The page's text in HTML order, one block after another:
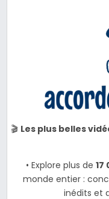
🎬 Les plus belles
• Explore plus de 17
monde entier :
inédits et